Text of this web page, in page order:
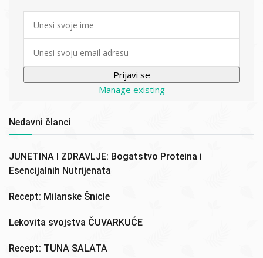
First
Manage existing
Nedavni članci
JUNETINA I ZDRAVLJE: Bogatstvo Proteina i
Esencijalnih Nutrijenata
Recept: Milanske Šnicle
Lekovita svojstva ČUVARKUĆE
Recept: TUNA SALATA